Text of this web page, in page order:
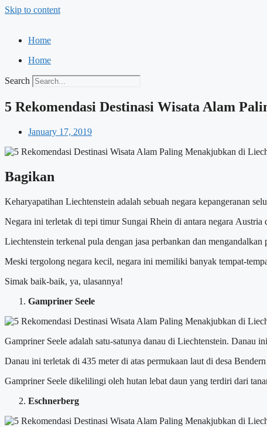
Skip to content
Home
Home
Search
5 Rekomendasi Destinasi Wisata Alam
January 17, 2019
Bagikan
Keharyapatihan Liechtenstein adalah sebuah negara kepangeranan
Negara ini terletak di tepi timur Sungai Rhein di antara negara Austria
Liechtenstein terkenal pula dengan jasa perbankan dan
Meski tergolong negara kecil, negara ini memiliki banyak tempat-
Simak baik-baik, ya, ulasannya!
Gampriner Seele
Gampriner Seele adalah satu-satunya danau di Liechtenstein. Danau
Danau ini terletak di 435 meter di atas permukaan laut di desa
Gampriner Seele dikelilingi oleh hutan lebat daun yang terdiri dari
Eschnerberg